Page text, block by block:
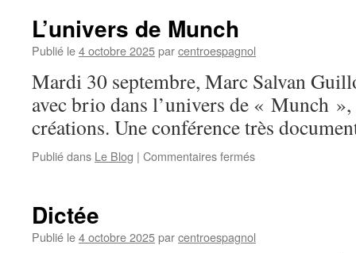
L’univers de Munch
Publié le4 octobre 2025parcentroespagnol
Mardi 30 septembre, Marc Salvan
avec brio dans l’univers de « Munch
créations. Une conférence très
Publié dans Le Blog | Commentaires fermés
Dictée
Publié le4 octobre 2025parcentroespagnol